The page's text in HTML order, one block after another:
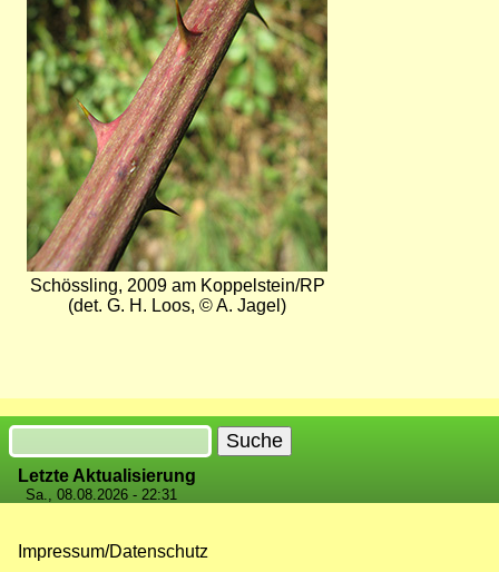
Schössling, 2009 am Koppelstein/RP
(det. G. H. Loos, © A. Jagel)
Suche
Letzte Aktualisierung
Sa., 08.08.2026 - 22:31
Impressum/Datenschutz